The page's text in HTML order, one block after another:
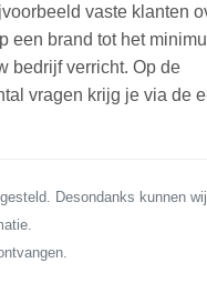
vaste klanten
een brand tot het
bedrijf verricht. Op de
vragen krijg je via de
Desondanks kunnen